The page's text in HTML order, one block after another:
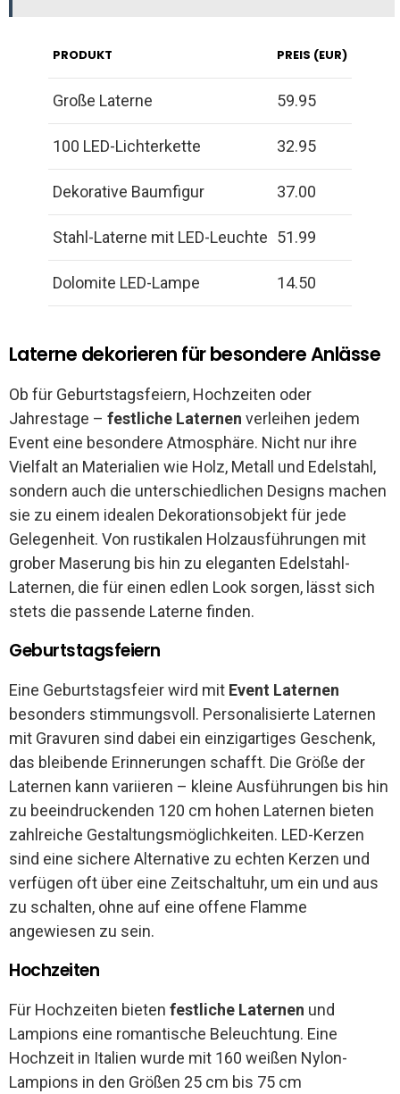
PRODUKT PREIS (EUR)
Große Laterne 59.95
100 LED-Lichterkette 32.95
Dekorative Baumfigur 37.00
Stahl-Laterne mit LED-Leuchte 51.99
Dolomite LED-Lampe 14.50
Laterne dekorieren für besondere Anlässe
Ob für Geburtstagsfeiern, Hochzeiten oder
Jahrestage – festliche Laternen verleihen jedem
Event eine besondere Atmosphäre. Nicht nur ihre
Vielfalt an Materialien wie Holz, Metall und Edelstahl,
sondern auch die unterschiedlichen Designs machen
sie zu einem idealen Dekorationsobjekt für jede
Gelegenheit. Von rustikalen Holzausführungen mit
grober Maserung bis hin zu eleganten Edelstahl-
Laternen, die für einen edlen Look sorgen, lässt sich
stets die passende Laterne finden.
Geburtstagsfeiern
Eine Geburtstagsfeier wird mit Event Laternen
besonders stimmungsvoll. Personalisierte Laternen
mit Gravuren sind dabei ein einzigartiges Geschenk,
das bleibende Erinnerungen schafft. Die Größe der
Laternen kann variieren – kleine Ausführungen bis hin
zu beeindruckenden 120 cm hohen Laternen bieten
zahlreiche Gestaltungsmöglichkeiten. LED-Kerzen
sind eine sichere Alternative zu echten Kerzen und
verfügen oft über eine Zeitschaltuhr, um ein und aus
zu schalten, ohne auf eine offene Flamme
angewiesen zu sein.
Hochzeiten
Für Hochzeiten bieten festliche Laternen und
Lampions eine romantische Beleuchtung. Eine
Hochzeit in Italien wurde mit 160 weißen Nylon-
Lampions in den Größen 25 cm bis 75 cm